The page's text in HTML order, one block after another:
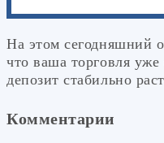
На этом сегодняшний
что ваша торговля уже
депозит стабильно
Комментарии